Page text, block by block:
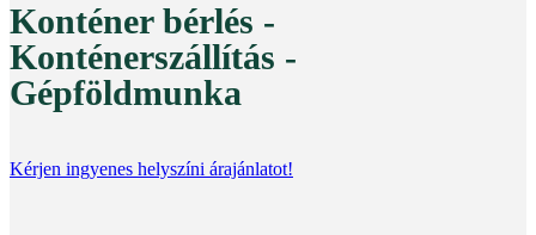
Konténer bérlés -
Konténerszállítás -
Gépföldmunka
Kérjen ingyenes helyszíni árajánlatot!